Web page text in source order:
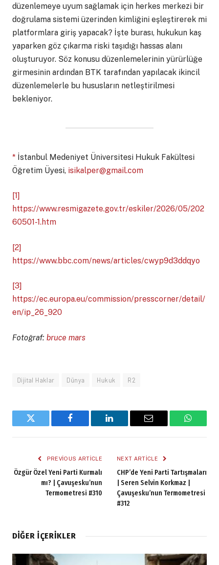
düzenlemeye uyum sağlamak için herkes merkezi bir
doğrulama sistemi üzerinden kimliğini eşleştirerek mi
platformlara giriş yapacak? İşte burası, hukukun kaş
yaparken göz çıkarma riski taşıdığı hassas alanı
oluşturuyor. Söz konusu düzenlemelerinin yürürlüğe
girmesinin ardından BTK tarafından yapılacak ikincil
düzenlemelerle bu hususların netleştirilmesi
bekleniyor.
* İstanbul Medeniyet Üniversitesi Hukuk Fakültesi
Öğretim Üyesi, isikalper@gmail.com
[1]
https://www.resmigazete.gov.tr/eskiler/2026/05/202
60501-1.htm
[2]
https://www.bbc.com/news/articles/cwyp9d3ddqyo
[3]
https://ec.europa.eu/commission/presscorner/detail/
en/ip_26_920
Fotoğraf: bruce mars
Dijital Haklar Dünya Hukuk R2
Twitter Facebook LinkedIn Email
PREVIOUS ARTICLE
Özgür Özel Yeni Parti Kurmalı
mı? | Çavuşesku’nun
Termometresi #310
NEXT ARTICLE
CHP’de Yeni Parti Tartışmaları
| Seren Selvin Korkmaz |
Çavuşesku’nun Termometresi
#312
DIĞER İÇERIKLER